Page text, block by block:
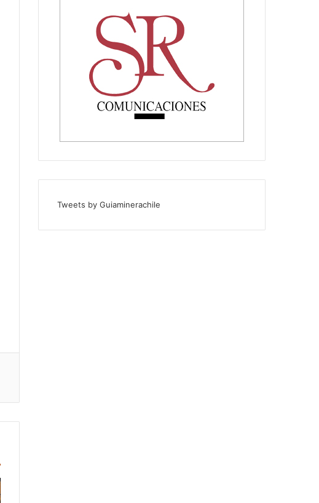
Tweets by Guiaminerachile